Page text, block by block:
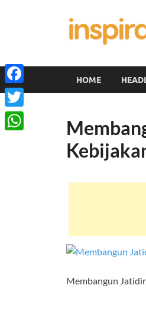
HOME
Membangun
Facebook
Twitter